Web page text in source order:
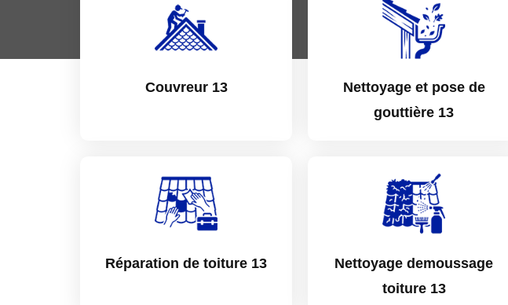
Couvreur 13
Nettoyage et pose de
gouttière 13
Réparation de toiture 13
Nettoyage demoussage
toiture 13